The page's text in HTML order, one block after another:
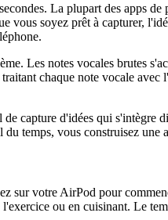
La plupart des apps
vous soyez prêt à capturer,
Les notes vocales brutes
chaque note vocale
capture d'idées qui s'intègre
temps, vous construisez
sur votre AirPod pour
ou en cuisinant. Le